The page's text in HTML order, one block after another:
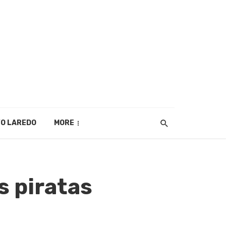
LAREDO MORE
piratas